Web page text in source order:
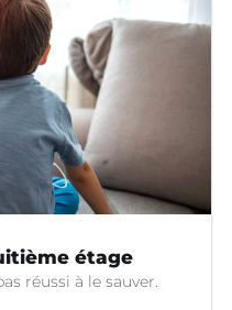
étage
réussi à le sauver.